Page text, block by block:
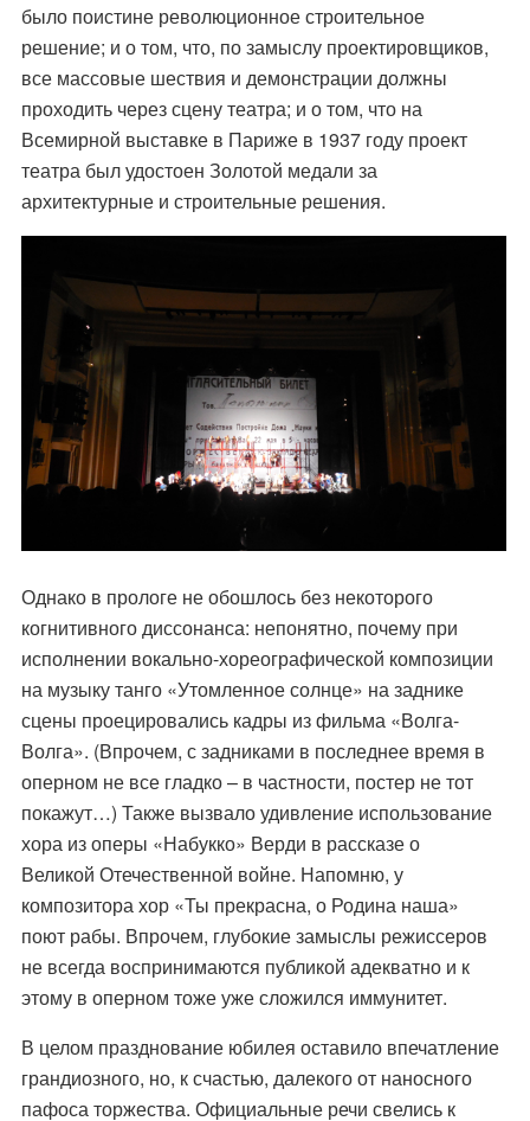
было поистине революционное строительное
решение; и о том, что, по замыслу проектировщиков,
все массовые шествия и демонстрации должны
проходить через сцену театра; и о том, что на
Всемирной выставке в Париже в 1937 году проект
театра был удостоен Золотой медали за
архитектурные и строительные решения.
Однако в прологе не обошлось без некоторого
когнитивного диссонанса: непонятно, почему при
исполнении вокально-хореографической композиции
на музыку танго «Утомленное солнце» на заднике
сцены проецировались кадры из фильма «Волга-
Волга». (Впрочем, с задниками в последнее время в
оперном не все гладко – в частности, постер не тот
покажут…) Также вызвало удивление использование
хора из оперы «Набукко» Верди в рассказе о
Великой Отечественной войне. Напомню, у
композитора хор «Ты прекрасна, о Родина наша»
поют рабы. Впрочем, глубокие замыслы режиссеров
не всегда воспринимаются публикой адекватно и к
этому в оперном тоже уже сложился иммунитет.
В целом празднование юбилея оставило впечатление
грандиозного, но, к счастью, далекого от наносного
пафоса торжества. Официальные речи свелись к